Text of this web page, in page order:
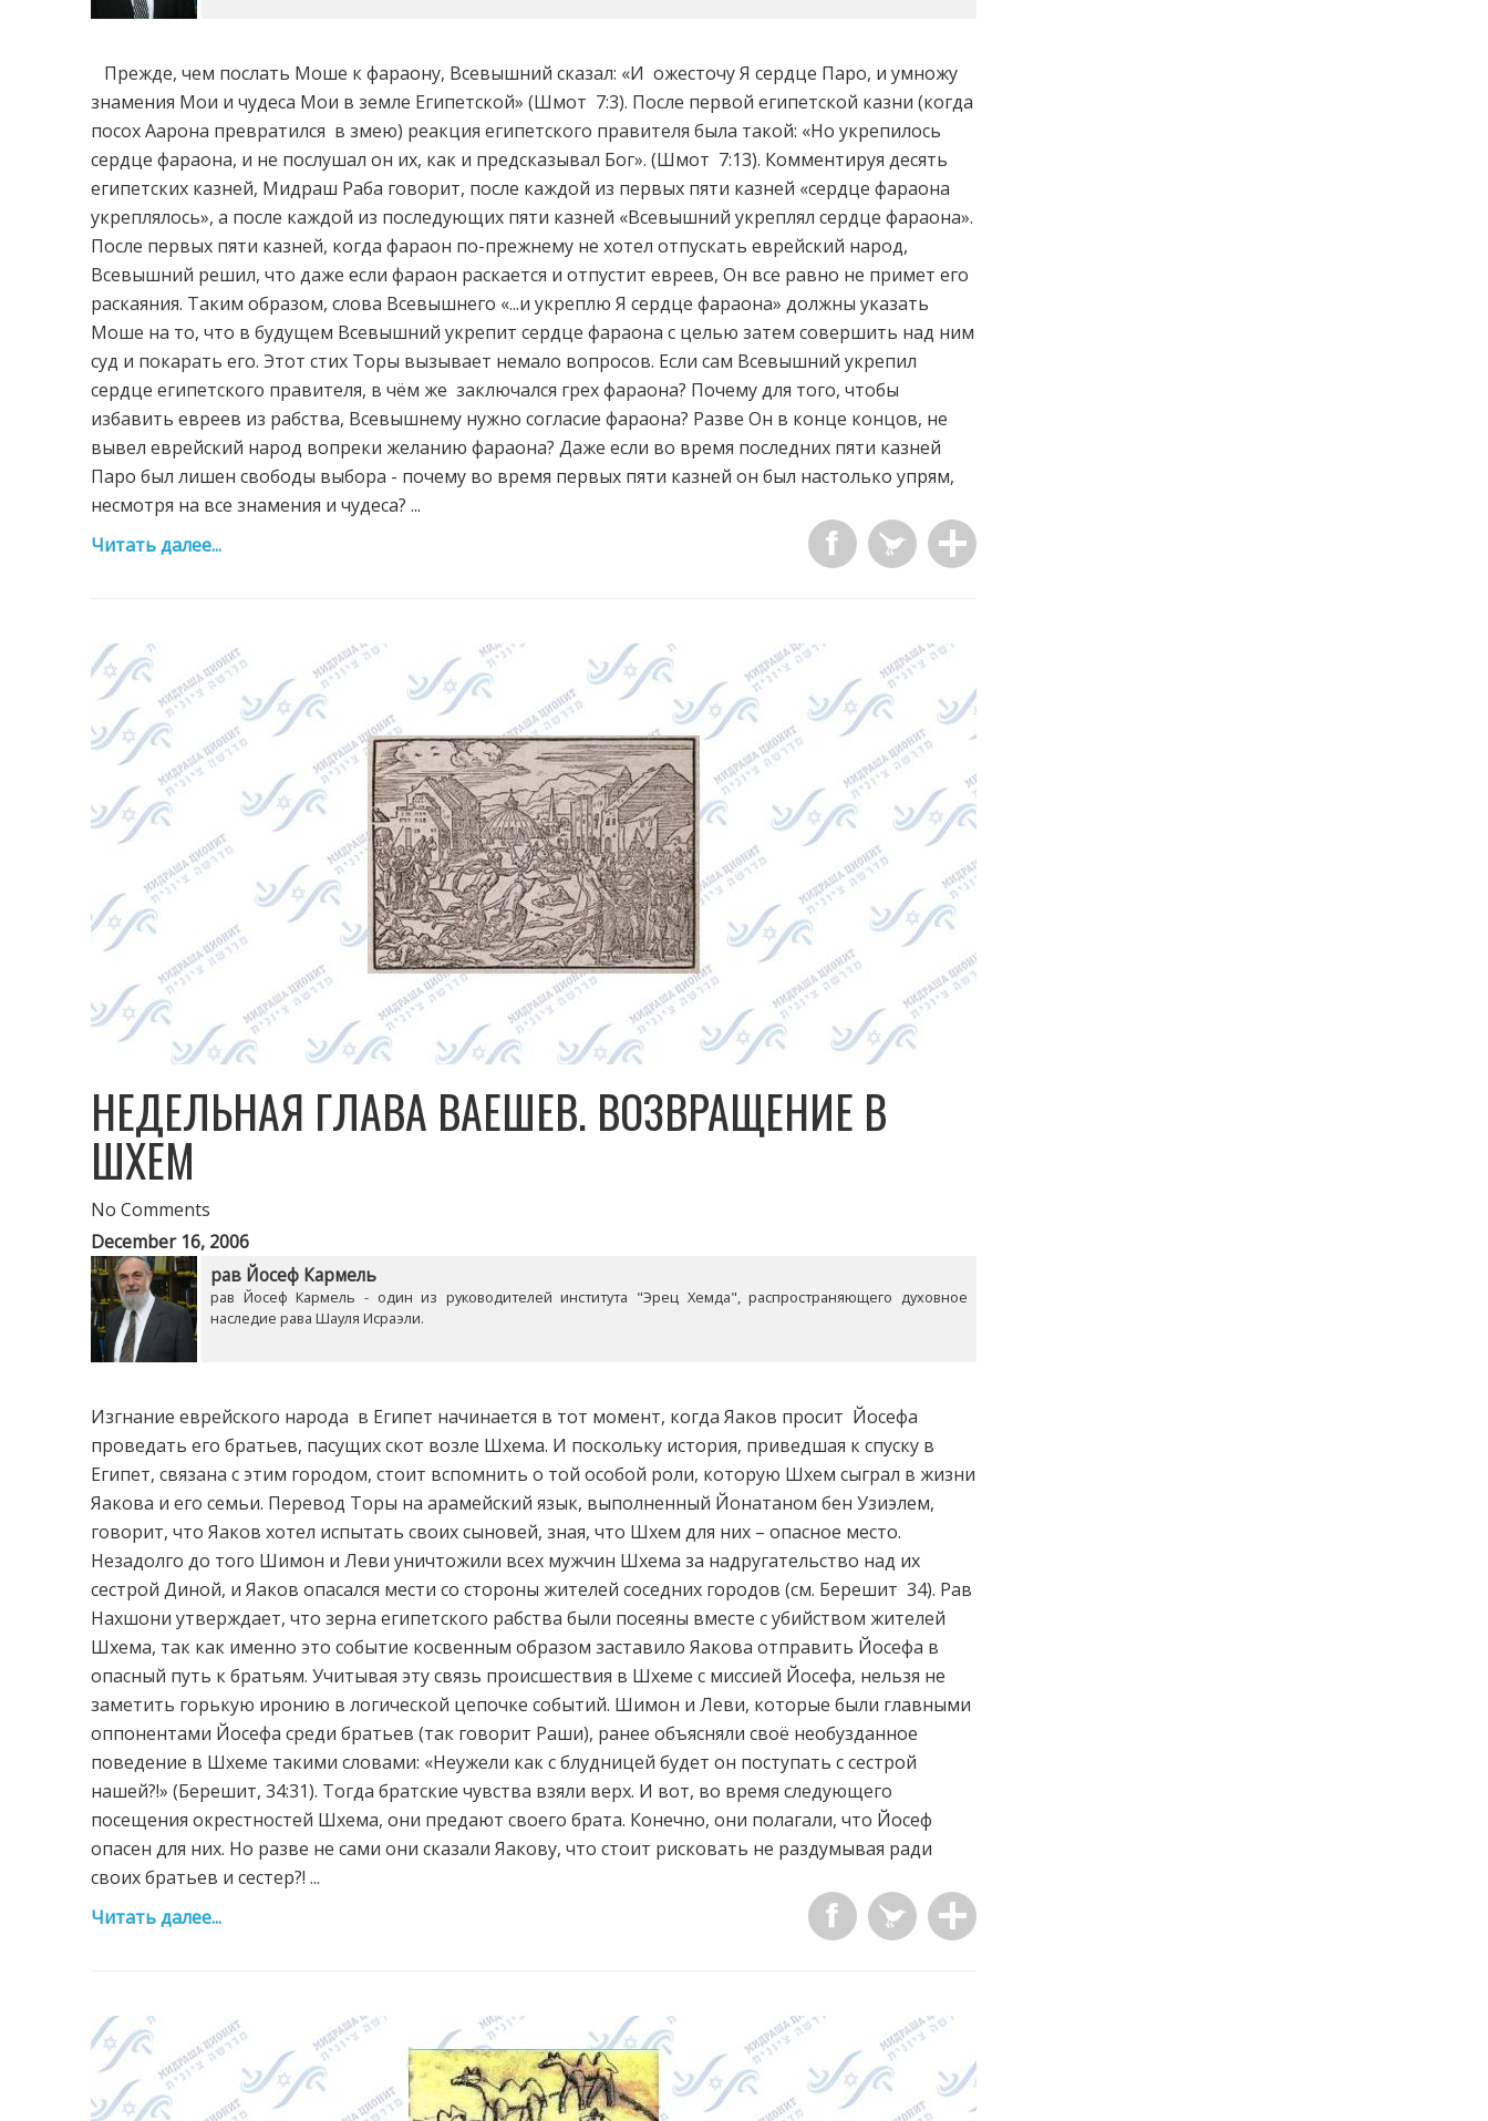
Прежде, чем послать Моше к фараону, Всевышний сказал: «И ожесточу Я сердце Паро, и умножу
знамения Мои и чудеса Мои в земле Египетской» (Шмот 7:3). После первой египетской казни (когда
посох Аарона превратился в змею) реакция египетского правителя была такой: «Но укрепилось
сердце фараона, и не послушал он их, как и предсказывал Бог». (Шмот 7:13). Комментируя десять
египетских казней, Мидраш Раба говорит, после каждой из первых пяти казней «сердце фараона
укреплялось», а после каждой из последующих пяти казней «Всевышний укреплял сердце фараона».
После первых пяти казней, когда фараон по-прежнему не хотел отпускать еврейский народ,
Всевышний решил, что даже если фараон раскается и отпустит евреев, Он все равно не примет его
раскаяния. Таким образом, слова Всевышнего «...и укреплю Я сердце фараона» должны указать
Моше на то, что в будущем Всевышний укрепит сердце фараона с целью затем совершить над ним
суд и покарать его. Этот стих Торы вызывает немало вопросов. Если сам Всевышний укрепил
сердце египетского правителя, в чём же заключался грех фараона? Почему для того, чтобы
избавить евреев из рабства, Всевышнему нужно согласие фараона? Разве Он в конце концов, не
вывел еврейский народ вопреки желанию фараона? Даже если во время последних пяти казней
Паро был лишен свободы выбора - почему во время первых пяти казней он был настолько упрям,
несмотря на все знамения и чудеса? ...
Читать далее...
НЕДЕЛЬНАЯ ГЛАВА ВАЕШЕВ. ВОЗВРАЩЕНИЕ В
ШХЕМ
No Comments
December 16, 2006
рав Йосеф Кармель
рав Йосеф Кармель - один из руководителей института "Эрец Хемда", распространяющего духовное
наследие рава Шауля Исраэли.
Изгнание еврейского народа в Египет начинается в тот момент, когда Яаков просит Йосефа
проведать его братьев, пасущих скот возле Шхема. И поскольку история, приведшая к спуску в
Египет, связана с этим городом, стоит вспомнить о той особой роли, которую Шхем сыграл в жизни
Яакова и его семьи. Перевод Торы на арамейский язык, выполненный Йонатаном бен Узиэлем,
говорит, что Яаков хотел испытать своих сыновей, зная, что Шхем для них – опасное место.
Незадолго до того Шимон и Леви уничтожили всех мужчин Шхема за надругательство над их
сестрой Диной, и Яаков опасался мести со стороны жителей соседних городов (см. Берешит 34). Рав
Нахшони утверждает, что зерна египетского рабства были посеяны вместе с убийством жителей
Шхема, так как именно это событие косвенным образом заставило Яакова отправить Йосефа в
опасный путь к братьям. Учитывая эту связь происшествия в Шхеме с миссией Йосефа, нельзя не
заметить горькую иронию в логической цепочке событий. Шимон и Леви, которые были главными
оппонентами Йосефа среди братьев (так говорит Раши), ранее объясняли своё необузданное
поведение в Шхеме такими словами: «Неужели как с блудницей будет он поступать с сестрой
нашей?!» (Берешит, 34:31). Тогда братские чувства взяли верх. И вот, во время следующего
посещения окрестностей Шхема, они предают своего брата. Конечно, они полагали, что Йосеф
опасен для них. Но разве не сами они сказали Яакову, что стоит рисковать не раздумывая ради
своих братьев и сестер?! ...
Читать далее...